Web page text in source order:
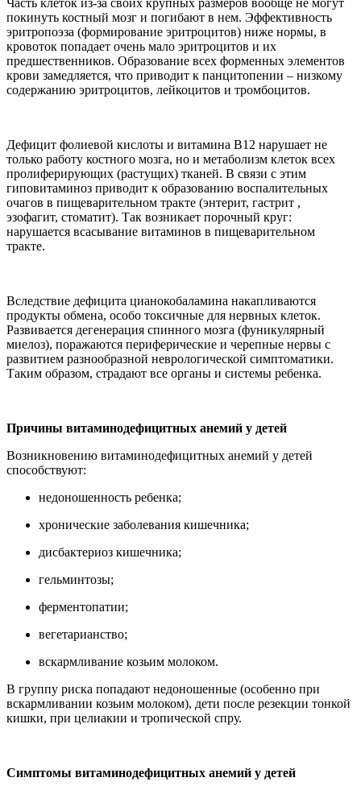
Часть клеток из-за своих крупных размеров вообще не могут
покинуть костный мозг и погибают в нем. Эффективность
эритропоэза (формирование эритроцитов) ниже нормы, в
кровоток попадает очень мало эритроцитов и их
предшественников. Образование всех форменных элементов
крови замедляется, что приводит к панцитопении – низкому
содержанию эритроцитов, лейкоцитов и тромбоцитов.
Дефицит фолиевой кислоты и витамина B12 нарушает не
только работу костного мозга, но и метаболизм клеток всех
пролиферирующих (растущих) тканей. В связи с этим
гиповитаминоз приводит к образованию воспалительных
очагов в пищеварительном тракте (энтерит, гастрит ,
эзофагит, стоматит). Так возникает порочный круг:
нарушается всасывание витаминов в пищеварительном
тракте.
Вследствие дефицита цианокобаламина накапливаются
продукты обмена, особо токсичные для нервных клеток.
Развивается дегенерация спинного мозга (фуникулярный
миелоз), поражаются периферические и черепные нервы с
развитием разнообразной неврологической симптоматики.
Таким образом, страдают все органы и системы ребенка.
Причины витаминодефицитных анемий у детей
Возникновению витаминодефицитных анемий у детей
способствуют:
недоношенность ребенка;
хронические заболевания кишечника;
дисбактериоз кишечника;
гельминтозы;
ферментопатии;
вегетарианство;
вскармливание козьим молоком.
В группу риска попадают недоношенные (особенно при
вскармливании козьим молоком), дети после резекции тонкой
кишки, при целиакии и тропической спру.
Симптомы витаминодефицитных анемий у детей